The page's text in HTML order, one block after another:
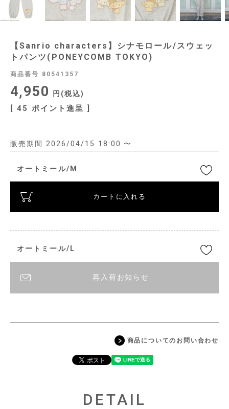
【Sanrio characters】シナモロール/スウェッ
トパンツ(PONEYCOMB TOKYO)
商品番号 80541357
4,950 税込
[ 45 ポイント進呈 ]
販売期間 2026/04/15 18:00 〜
オートミール/M
カートに入れる
オートミール/L
再入荷お知らせ
商品についてのお問い合わせ
DETAIL